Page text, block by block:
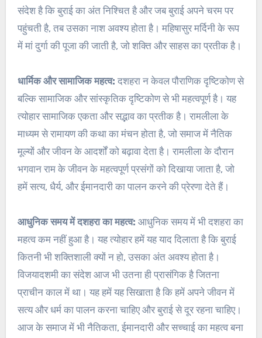
संदेश है कि बुराई का अंत निश्चित है और जब बुराई अपने चरम पर
पहुंचती है, तब उसका नाश अवश्य होता है। महिषासुर मर्दिनी के रूप
में मां दुर्गा की पूजा की जाती है, जो शक्ति और साहस का प्रतीक है।
धार्मिक और सामाजिक महत्व: दशहरा न केवल पौराणिक दृष्टिकोण से
बल्कि सामाजिक और सांस्कृतिक दृष्टिकोण से भी महत्वपूर्ण है। यह
त्योहार सामाजिक एकता और सद्भाव का प्रतीक है। रामलीला के
माध्यम से रामायण की कथा का मंचन होता है, जो समाज में नैतिक
मूल्यों और जीवन के आदर्शों को बढ़ावा देता है। रामलीला के दौरान
भगवान राम के जीवन के महत्वपूर्ण प्रसंगों को दिखाया जाता है, जो
हमें सत्य, धैर्य, और ईमानदारी का पालन करने की प्रेरणा देते हैं।
आधुनिक समय में दशहरा का महत्व: आधुनिक समय में भी दशहरा का
महत्व कम नहीं हुआ है। यह त्योहार हमें यह याद दिलाता है कि बुराई
कितनी भी शक्तिशाली क्यों न हो, उसका अंत अवश्य होता है।
विजयादशमी का संदेश आज भी उतना ही प्रासंगिक है जितना
प्राचीन काल में था। यह हमें यह सिखाता है कि हमें अपने जीवन में
सत्य और धर्म का पालन करना चाहिए और बुराई से दूर रहना चाहिए।
आज के समाज में भी नैतिकता, ईमानदारी और सच्चाई का महत्व बना